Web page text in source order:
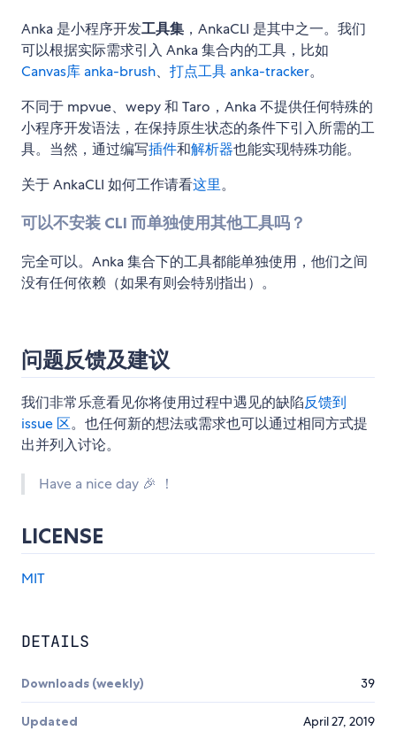
Anka 是小程序开发工具集 ，AnkaCLI 是其中之一。我们
可以根据实际需求引入 Anka 集合内的工具，比如
Canvas库 anka-brush、 打点工具 anka-tracker。
不同于 mpvue、wepy 和 Taro，Anka 不提供任何特殊的
小程序开发语法，在保持原生状态的条件下引入所需的工
具。当然，通过编写插件和解析器也能实现特殊功能。
关于 AnkaCLI 如何工作请看这里。
可以不安装 CLI 而单独使用其他工具吗？
完全可以。Anka 集合下的工具都能单独使用，他们之间
没有任何依赖（如果有则会特别指出）。
问题反馈及建议
我们非常乐意看见你将使用过程中遇见的缺陷反馈到
issue 区。也任何新的想法或需求也可以通过相同方式提
出并列入讨论。
Have a nice day 🎉 ！
LICENSE
MIT
DETAILS
Downloads (weekly) 39
Updated April 27, 2019